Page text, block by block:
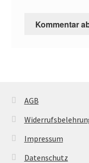
AGB
Impressum
Datenschutz